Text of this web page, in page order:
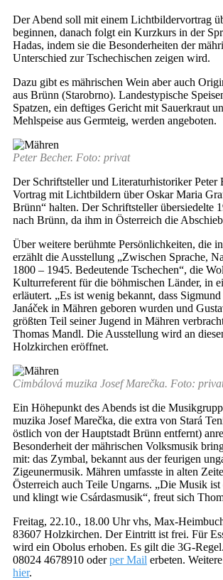
Der Abend soll mit einem Lichtbildervortrag
beginnen, danach folgt ein Kurzkurs in der
Hadas, indem sie die Besonderheiten der
Unterschied zur Tschechischen zeigen wird.
Dazu gibt es mährischen Wein aber auch
aus Brünn (Starobrno). Landestypische
Spatzen, ein deftiges Gericht mit Sauerkraut
Mehlspeise aus Germteig, werden angeboten.
Peter Becher. Foto: privat
Der Schriftsteller und Literaturhistoriker Peter
Vortrag mit Lichtbildern über Oskar Maria
Brünn“ halten. Der Schriftsteller übersiedelte
nach Brünn, da ihm in Österreich die
Über weitere berühmte Persönlichkeiten, die
erzählt die Ausstellung „Zwischen Sprache,
1800 – 1945. Bedeutende Tschechen“, die
Kulturreferent für die böhmischen Länder, in
erläutert. „Es ist wenig bekannt, dass
Janáček in Mähren geboren wurden und
größten Teil seiner Jugend in Mähren
Thomas Mandl. Die Ausstellung wird an
Holzkirchen eröffnet.
Cimbálová muzika Josef Marečka. Foto:
Ein Höhepunkt des Abends ist die
muzika Josef Marečka, die extra von Stará
östlich von der Hauptstadt Brünn entfernt)
Besonderheit der mährischen Volksmusik
mit: das Zymbal, bekannt aus der feurigen
Zigeunermusik. Mähren umfasste in alten
Österreich auch Teile Ungarns. „Die Musik
und klingt wie Csárdasmusik“, freut sich
Freitag, 22.10., 18.00 Uhr vhs, Max-
83607 Holzkirchen. Der Eintritt ist frei. Für
wird ein Obolus erhoben. Es gilt die 3G-
08024 4678910 oderper Mail erbeten.
hier.